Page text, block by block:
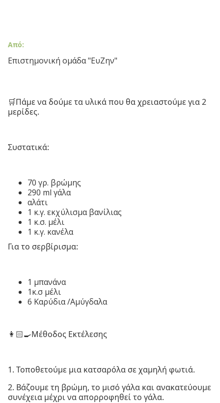
Από:
Επιστημονική ομάδα "ΕυΖην"
🛒Πάμε να δούμε τα υλικά που θα χρειαστούμε για 2
μερίδες.
Συστατικά:
70 γρ. βρώμης
290 ml γάλα
αλάτι
1 κ.γ. εκχύλισμα βανίλιας
1 κ.σ. μέλι
1 κ.γ. κανέλα
Για το σερβίρισμα:
1 μπανάνα
1κ.σ μέλι
6 Καρύδια /Αμύγδαλα
👩🏻‍🍳Μέθοδος Εκτέλεσης
1. Τοποθετούμε μια κατσαρόλα σε χαμηλή φωτιά.
2. Βάζουμε τη βρώμη, το μισό γάλα και ανακατεύουμε
συνέχεια μέχρι να απορροφηθεί το γάλα.